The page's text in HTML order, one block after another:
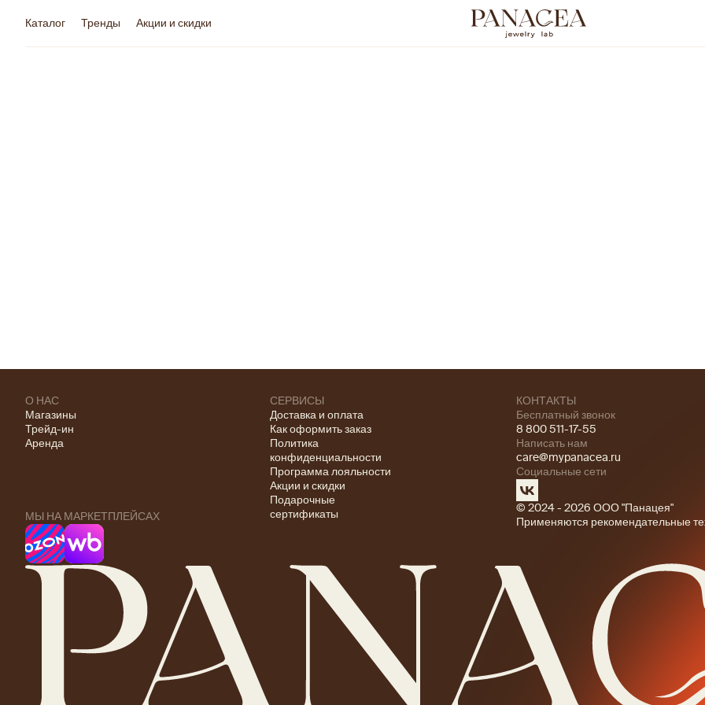
Каталог Тренды Акции и скидки
О НАС
Магазины
Трейд-ин
Аренда
МЫ НА МАРКЕТПЛЕЙСАХ
СЕРВИСЫ
Доставка и оплата
Как оформить заказ
Политика
конфиденциальности
Программа лояльности
Акции и скидки
Подарочные
сертификаты
КОНТАКТЫ
Бесплатный звонок
8 800 511-17-55
Написать нам
care@mypanacea.ru
Социальные сети
© 2024 - 2026 ООО "Панацея"
Применяются рекомендательные